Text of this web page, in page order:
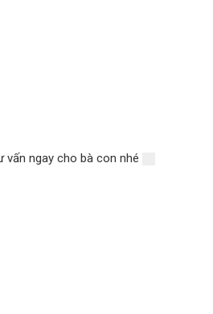
ngay cho bà con nhé